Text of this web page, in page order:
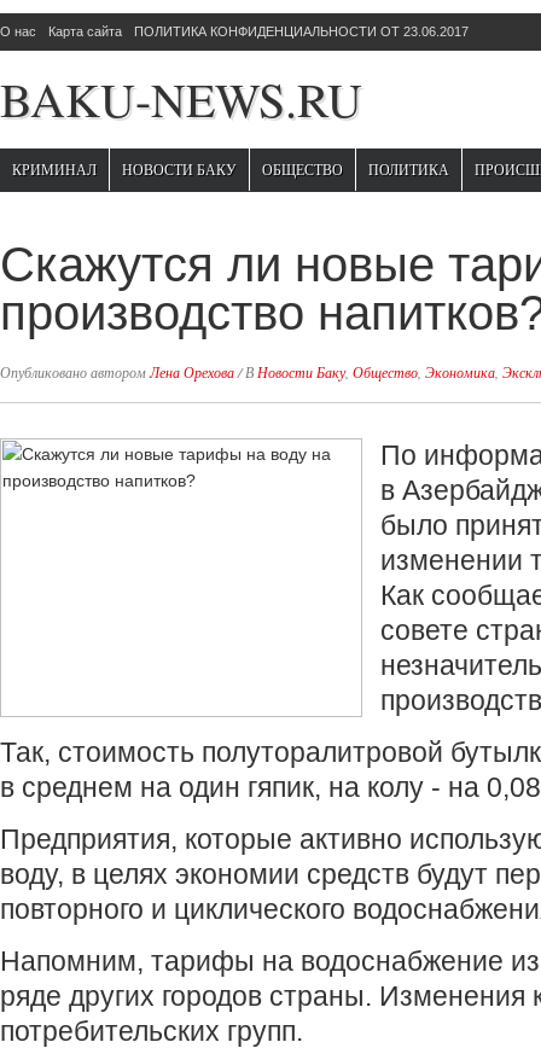
О нас Карта сайта ПОЛИТИКА КОНФИДЕНЦИАЛЬНОСТИ ОТ 23.06.2017
BAKU-NEWS.RU
КРИМИНАЛ НОВОСТИ БАКУ ОБЩЕСТВО ПОЛИТИКА
Скажутся ли новые
производство
Опубликовано авторомЛена Орехова/В Новости Баку, Общество Экономика
По
в
было
изменении
Как
совете
Так, стоимость полуторалитровой
в среднем на один гяпик, на колу - на 0,08
Предприятия, которые активно
воду, в целях экономии средств будут
повторного и циклического
Напомним, тарифы на водоснабжение
ряде других городов страны. Изменения
потребительских групп.